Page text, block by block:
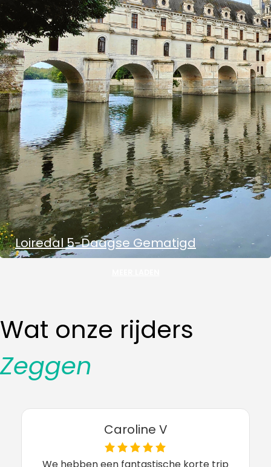
Loiredal 5-Daagse Gematigd
Wat onze rijders
Zeggen
Maya S